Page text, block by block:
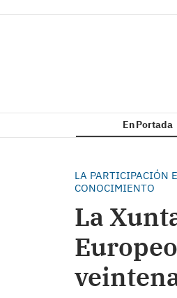
En Portada
LA PARTICIPACIÓN
CONOCIMIENTO
La